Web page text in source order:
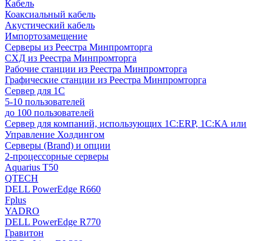
Кабель
Коаксиальный кабель
Акустический кабель
Импортозамещение
Серверы из Реестра Минпромторга
СХД из Реестра Минпромторга
Рабочие станции из Реестра Минпромторга
Графические станции из Реестра Минпромторга
Сервер для 1С
5-10 пользователей
до 100 пользователей
Сервер для компаний, использующих 1C:ERP, 1С:КА или
Управление Холдингом
Серверы (Brand) и опции
2-процессорные серверы
Aquarius T50
QTECH
DELL PowerEdge R660
Fplus
YADRO
DELL PowerEdge R770
Гравитон